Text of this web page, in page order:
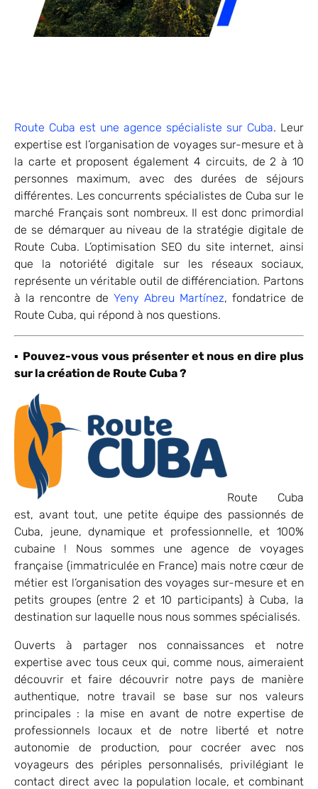
Route Cuba est une agence spécialiste sur Cuba. Leur
expertise est l’organisation de voyages sur-mesure et à
la carte et proposent également 4 circuits, de 2 à 10
personnes maximum, avec des durées de séjours
différentes. Les concurrents spécialistes de Cuba sur le
marché Français sont nombreux. Il est donc primordial
de se démarquer au niveau de la stratégie digitale de
Route Cuba. L’optimisation SEO du site internet, ainsi
que la notoriété digitale sur les réseaux sociaux,
représente un véritable outil de différenciation. Partons
à la rencontre de Yeny Abreu Martínez, fondatrice de
Route Cuba, qui répond à nos questions.
▪ Pouvez-vous vous présenter et nous en dire plus
sur la création de Route Cuba ?
Route Cuba
est, avant tout, une petite équipe des passionnés de
Cuba, jeune, dynamique et professionnelle, et 100%
cubaine ! Nous sommes une agence de voyages
française (immatriculée en France) mais notre cœur de
métier est l’organisation des voyages sur-mesure et en
petits groupes (entre 2 et 10 participants) à Cuba, la
destination sur laquelle nous nous sommes spécialisés.
Ouverts à partager nos connaissances et notre
expertise avec tous ceux qui, comme nous, aimeraient
découvrir et faire découvrir notre pays de manière
authentique, notre travail se base sur nos valeurs
principales : la mise en avant de notre expertise de
professionnels locaux et de notre liberté et notre
autonomie de production, pour cocréer avec nos
voyageurs des périples personnalisés, privilégiant le
contact direct avec la population locale, et combinant